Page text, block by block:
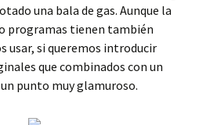
una bala de gas. Aunque la
programas tienen también
usar, si queremos introducir
que combinados con un
punto muy glamuroso.